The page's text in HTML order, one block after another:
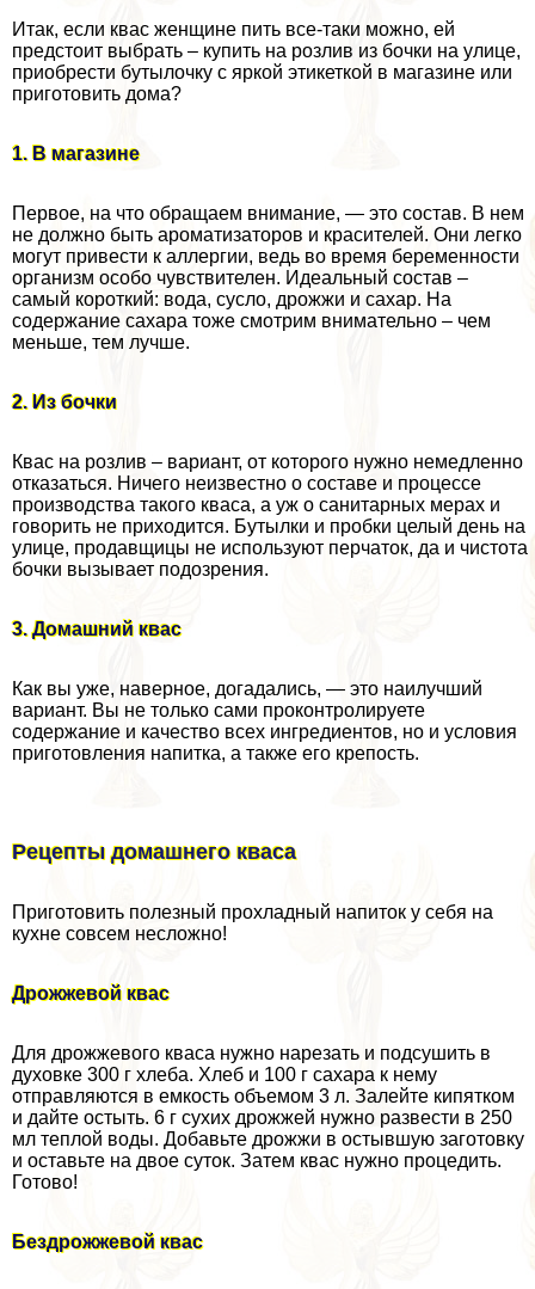
Итак, если квас женщине пить все-таки можно, ей
предстоит выбрать – купить на розлив из бочки на улице,
приобрести бутылочку с яркой этикеткой в магазине или
приготовить дома?
1. В магазине
Первое, на что обращаем внимание, — это состав. В нем
не должно быть ароматизаторов и красителей. Они легко
могут привести к аллергии, ведь во время беременности
организм особо чувствителен. Идеальный состав –
самый короткий: вода, сусло, дрожжи и сахар. На
содержание сахара тоже смотрим внимательно – чем
меньше, тем лучше.
2. Из бочки
Квас на розлив – вариант, от которого нужно немедленно
отказаться. Ничего неизвестно о составе и процессе
производства такого кваса, а уж о санитарных мерах и
говорить не приходится. Бутылки и пробки целый день на
улице, продавщицы не используют перчаток, да и чистота
бочки вызывает подозрения.
3. Домашний квас
Как вы уже, наверное, догадались, — это наилучший
вариант. Вы не только сами проконтролируете
содержание и качество всех ингредиентов, но и условия
приготовления напитка, а также его крепость.
Рецепты домашнего кваса
Приготовить полезный прохладный напиток у себя на
кухне совсем несложно!
Дрожжевой квас
Для дрожжевого кваса нужно нарезать и подсушить в
духовке 300 г хлеба. Хлеб и 100 г сахара к нему
отправляются в емкость объемом 3 л. Залейте кипятком
и дайте остыть. 6 г сухих дрожжей нужно развести в 250
мл теплой воды. Добавьте дрожжи в остывшую заготовку
и оставьте на двое суток. Затем квас нужно процедить.
Готово!
Бездрожжевой квас